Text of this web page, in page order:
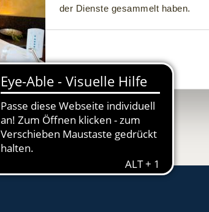
der Dienste gesammelt haben.